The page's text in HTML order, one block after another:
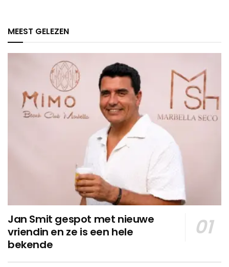
MEEST GELEZEN
Jan Smit gespot met nieuwe
vriendin en ze is een hele
bekende